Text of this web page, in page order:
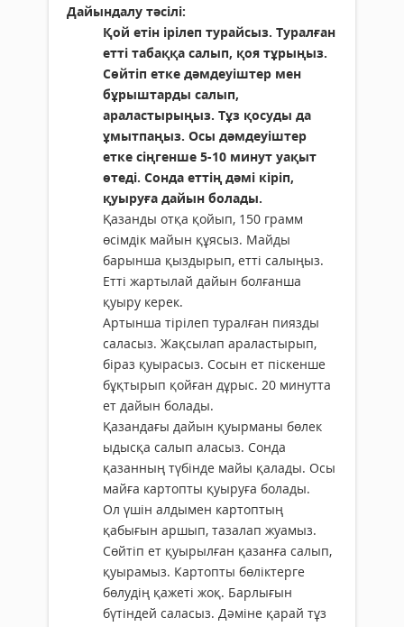
Дайындалу тәсілі:
Қой етін ірілеп турайсыз. Туралған
етті табаққа салып, қоя тұрыңыз.
Сөйтіп етке дәмдеуіштер мен
бұрыштарды салып,
араластырыңыз. Тұз қосуды да
ұмытпаңыз. Осы дәмдеуіштер
етке сіңгенше 5-10 минут уақыт
өтеді. Сонда еттің дәмі кіріп,
қуыруға дайын болады.
Қазанды отқа қойып, 150 грамм
өсімдік майын құясыз. Майды
барынша қыздырып, етті салыңыз.
Етті жартылай дайын болғанша
қуыру керек.
Артынша тірілеп туралған пиязды
саласыз. Жақсылап араластырып,
біраз қуырасыз. Сосын ет піскенше
бұқтырып қойған дұрыс. 20 минутта
ет дайын болады.
Қазандағы дайын қуырманы бөлек
ыдысқа салып аласыз. Сонда
қазанның түбінде майы қалады. Осы
майға картопты қуыруға болады.
Ол үшін алдымен картоптың
қабығын аршып, тазалап жуамыз.
Сөйтіп ет қуырылған қазанға салып,
қуырамыз. Картопты бөліктерге
бөлудің қажеті жоқ. Барлығын
бүтіндей саласыз. Дәміне қарай тұз